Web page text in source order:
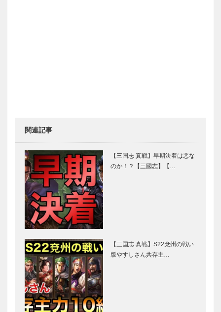
関連記事
【三国志 真戦】早期決着は悪な
のか！？【三國志】【…
【三国志 真戦】S22兗州の戦い
版やすしさん共存主…